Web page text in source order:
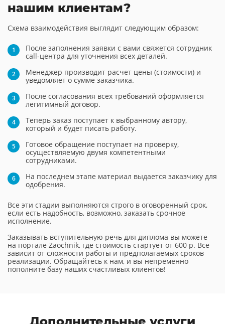
нашим клиентам?
Схема взаимодействия выглядит следующим образом:
После заполнения заявки с вами свяжется сотрудник
call-центра для уточнения всех деталей.
Менеджер производит расчет цены (стоимости) и
уведомляет о сумме заказчика.
После согласования всех требований оформляется
легитимный договор.
Теперь заказ поступает к выбранному автору,
который и будет писать работу.
Готовое обращение поступает на проверку,
осуществляемую двумя компетентными
сотрудниками.
На последнем этапе материал выдается заказчику для
одобрения.
Все эти стадии выполняются строго в оговоренный срок,
если есть надобность, возможно, заказать срочное
исполнение.
Заказывать вступительную речь для диплома вы можете
на портале Zaochnik, где стоимость стартует от 600 р. Все
зависит от сложности работы и предполагаемых сроков
реализации. Обращайтесь к нам, и вы непременно
пополните базу наших счастливых клиентов!